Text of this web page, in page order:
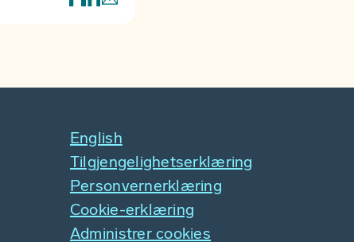
English
Tilgjengelighetserklæring
Personvernerklæring
Cookie-erklæring
Administrer cookies